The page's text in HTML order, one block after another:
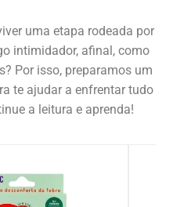
uma etapa rodeada por
intimidador, afinal, como
Por isso, preparamos um
te ajudar a enfrentar tudo
a leitura e aprenda!